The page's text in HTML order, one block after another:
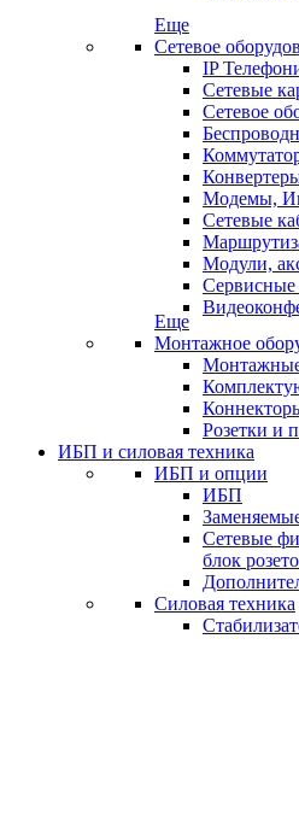
Еще
Сетевое
IP
Сетевые
Сетевое
Модемы,
Сетевые
Модули,
Сервисные
Еще
Монтажное
Розетки и
ИБП и силовая техника
ИБП и опции
ИБП
Сетевые
блок
Силовая техника